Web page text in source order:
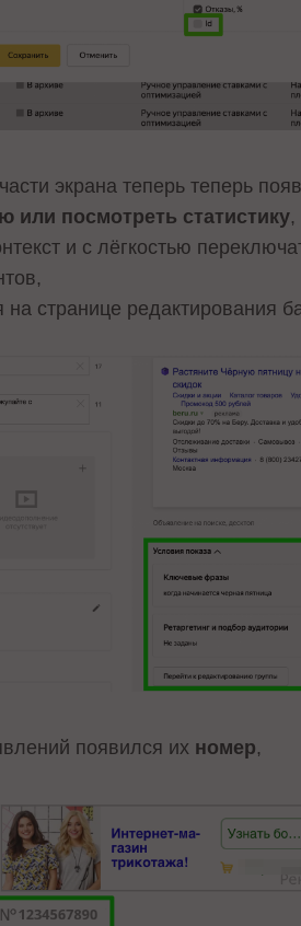
экрана теперь теперь
или посмотреть статистику,
и с лёгкостью
на странице редактирования
появился их номер,